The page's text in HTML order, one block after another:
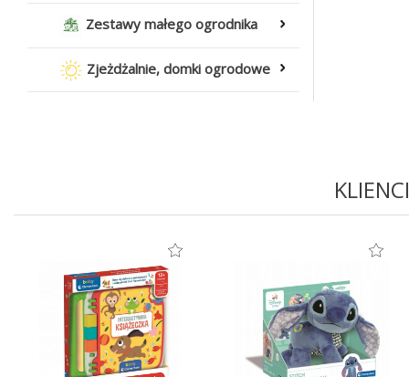
Zestawy małego ogrodnika
Zjeżdżalnie, domki ogrodowe